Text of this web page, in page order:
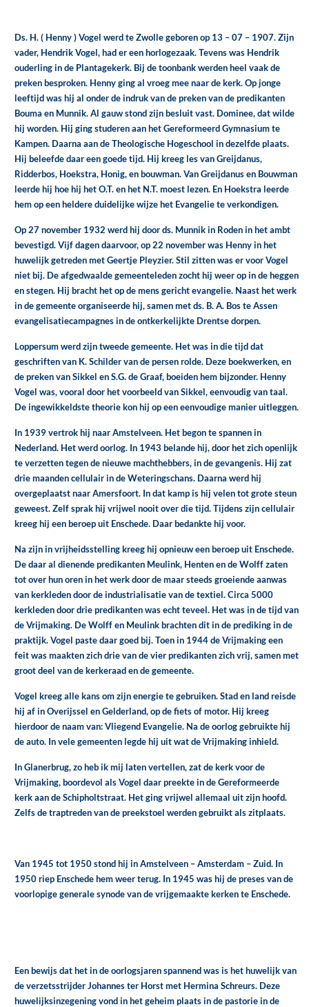
Ds. H. ( Henny ) Vogel werd te Zwolle geboren op 13 – 07 – 1907. Zijn
vader, Hendrik Vogel, had er een horlogezaak. Tevens was Hendrik
ouderling in de Plantagekerk. Bij de toonbank werden heel vaak de
preken besproken. Henny ging al vroeg mee naar de kerk. Op jonge
leeftijd was hij al onder de indruk van de preken van de predikanten
Bouma en Munnik. Al gauw stond zijn besluit vast. Dominee, dat wilde
hij worden. Hij ging studeren aan het Gereformeerd Gymnasium te
Kampen. Daarna aan de Theologische Hogeschool in dezelfde plaats.
Hij beleefde daar een goede tijd. Hij kreeg les van Greijdanus,
Ridderbos, Hoekstra, Honig, en bouwman. Van Greijdanus en Bouwman
leerde hij hoe hij het O.T. en het N.T. moest lezen. En Hoekstra leerde
hem op een heldere duidelijke wijze het Evangelie te verkondigen.
Op 27 november 1932 werd hij door ds. Munnik in Roden in het ambt
bevestigd. Vijf dagen daarvoor, op 22 november was Henny in het
huwelijk getreden met Geertje Pleyzier. Stil zitten was er voor Vogel
niet bij. De afgedwaalde gemeenteleden zocht hij weer op in de heggen
en stegen. Hij bracht het op de mens gericht evangelie. Naast het werk
in de gemeente organiseerde hij, samen met ds. B. A. Bos te Assen
evangelisatiecampagnes in de ontkerkelijkte Drentse dorpen.
Loppersum werd zijn tweede gemeente. Het was in die tijd dat
geschriften van K. Schilder van de persen rolde. Deze boekwerken, en
de preken van Sikkel en S.G. de Graaf, boeiden hem bijzonder. Henny
Vogel was, vooral door het voorbeeld van Sikkel, eenvoudig van taal.
De ingewikkeldste theorie kon hij op een eenvoudige manier uitleggen.
In 1939 vertrok hij naar Amstelveen. Het begon te spannen in
Nederland. Het werd oorlog. In 1943 belande hij, door het zich openlijk
te verzetten tegen de nieuwe machthebbers, in de gevangenis. Hij zat
drie maanden cellulair in de Weteringschans. Daarna werd hij
overgeplaatst naar Amersfoort. In dat kamp is hij velen tot grote steun
geweest. Zelf sprak hij vrijwel nooit over die tijd. Tijdens zijn cellulair
kreeg hij een beroep uit Enschede. Daar bedankte hij voor.
Na zijn in vrijheidsstelling kreeg hij opnieuw een beroep uit Enschede.
De daar al dienende predikanten Meulink, Henten en de Wolff zaten
tot over hun oren in het werk door de maar steeds groeiende aanwas
van kerkleden door de industrialisatie van de textiel. Circa 5000
kerkleden door drie predikanten was echt teveel. Het was in de tijd van
de Vrijmaking. De Wolff en Meulink brachten dit in de prediking in de
praktijk. Vogel paste daar goed bij. Toen in 1944 de Vrijmaking een
feit was maakten zich drie van de vier predikanten zich vrij, samen met
groot deel van de kerkeraad en de gemeente.
Vogel kreeg alle kans om zijn energie te gebruiken. Stad en land reisde
hij af in Overijssel en Gelderland, op de fiets of motor. Hij kreeg
hierdoor de naam van: Vliegend Evangelie. Na de oorlog gebruikte hij
de auto. In vele gemeenten legde hij uit wat de Vrijmaking inhield.
In Glanerbrug, zo heb ik mij laten vertellen, zat de kerk voor de
Vrijmaking, boordevol als Vogel daar preekte in de Gereformeerde
kerk aan de Schipholtstraat. Het ging vrijwel allemaal uit zijn hoofd.
Zelfs de traptreden van de preekstoel werden gebruikt als zitplaats.
Van 1945 tot 1950 stond hij in Amstelveen – Amsterdam – Zuid. In
1950 riep Enschede hem weer terug. In 1945 was hij de preses van de
voorlopige generale synode van de vrijgemaakte kerken te Enschede.
Een bewijs dat het in de oorlogsjaren spannend was is het huwelijk van
de verzetsstrijder Johannes ter Horst met Hermina Schreurs. Deze
huwelijksinzegening vond in het geheim plaats in de pastorie in de